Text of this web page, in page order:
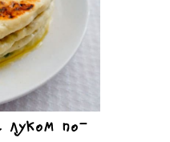
луком по-